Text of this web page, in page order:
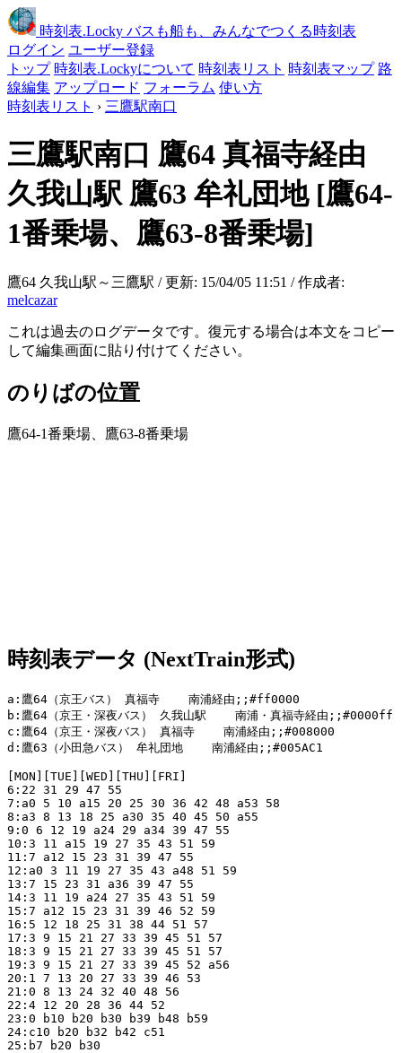
時刻表.Locky バスも船も、みんなでつくる時刻表
ログイン ユーザー登録
トップ 時刻表.Lockyについて 時刻表リスト 時刻表マップ 路
線編集 アップロード フォーラム 使い方
時刻表リスト › 三鷹駅南口
三鷹駅南口 鷹64 真福寺経由
久我山駅 鷹63 牟礼団地 [鷹64-
1番乗場、鷹63-8番乗場]
鷹64 久我山駅～三鷹駅 / 更新: 15/04/05 11:51 / 作成者:
melcazar
これは過去のログデータです。復元する場合は本文をコピー
して編集画面に貼り付けてください。
のりばの位置
鷹64-1番乗場、鷹63-8番乗場
時刻表データ (NextTrain形式)
a:鷹64（京王バス） 真福寺    南浦経由;;#ff0000
b:鷹64（京王・深夜バス） 久我山駅    南浦・真福寺経由;;#0000ff
c:鷹64（京王・深夜バス） 真福寺    南浦経由;;#008000
d:鷹63（小田急バス） 牟礼団地    南浦経由;;#005AC1
[MON][TUE][WED][THU][FRI]
6:22 31 29 47 55
7:a0 5 10 a15 20 25 30 36 42 48 a53 58
8:a3 8 13 18 25 a30 35 40 45 50 a55
9:0 6 12 19 a24 29 a34 39 47 55
10:3 11 a15 19 27 35 43 51 59
11:7 a12 15 23 31 39 47 55
12:a0 3 11 19 27 35 43 a48 51 59
13:7 15 23 31 a36 39 47 55
14:3 11 19 a24 27 35 43 51 59
15:7 a12 15 23 31 39 46 52 59
16:5 12 18 25 31 38 44 51 57
17:3 9 15 21 27 33 39 45 51 57
18:3 9 15 21 27 33 39 45 51 57
19:3 9 15 21 27 33 39 45 52 a56
20:1 7 13 20 27 33 39 46 53
21:0 8 13 24 32 40 48 56
22:4 12 20 28 36 44 52
23:0 b10 b20 b30 b39 b48 b59
24:c10 b20 b32 b42 c51
25:b7 b20 b30